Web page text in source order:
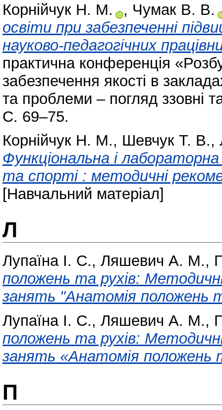
Корнійчук Н. М.
, Чумак В. В.
освіти при забезпеченні
науково-педагогічних
практична конференція
забезпечення якості в
та проблеми – погляд ззовні
С. 69–75.
Корнійчук Н. М., Шевчук Т. В.,
Функціональна і
та спорті : методичні
[Навчальний матеріал]
Л
Лупаїна І. С., Ляшевич А. М.,
положень та рухів:
занять "Анатомія положень
Лупаїна І. С., Ляшевич А. М.,
положень та рухів:
занять «Анатомія положень
П